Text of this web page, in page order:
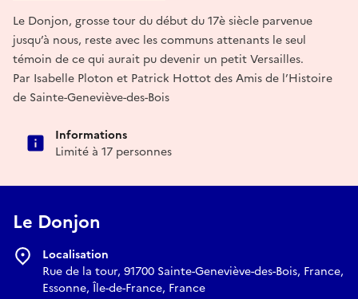
Le Donjon, grosse tour du début du 17è siècle parvenue
jusqu’à nous, reste avec les communs attenants le seul
témoin de ce qui aurait pu devenir un petit Versailles.
Par Isabelle Ploton et Patrick Hottot des Amis de l’Histoire
de Sainte-Geneviève-des-Bois
Informations
Limité à 17 personnes
Le Donjon
Localisation
Rue de la tour, 91700 Sainte-Geneviève-des-Bois, France,
Essonne, Île-de-France, France